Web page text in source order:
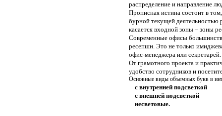
распределение и направление
Прописная истина состоит в
бурной текущей деятельностью
касается входной зоны – зоны
Современные офисы
ресепшн. Это не только
офис-менеджера или
От грамотного проекта и
удобство сотрудников и
Основные виды объемных букв в
с внутренней подсветкой
с внешней подсветкой
несветовые.